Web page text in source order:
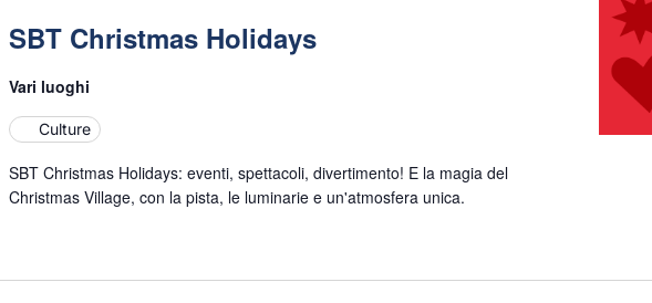
SBT Christmas Holidays
Vari luoghi
Culture
SBT Christmas Holidays: eventi, spettacoli, divertimento! E la magia del
Christmas Village, con la pista, le luminarie e un'atmosfera unica.